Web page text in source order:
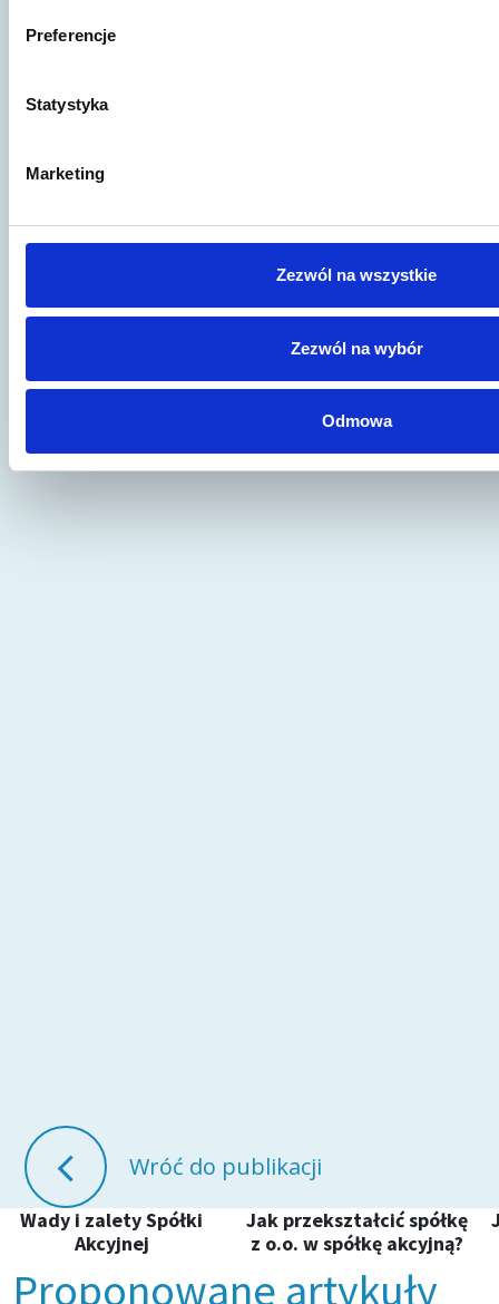
Preferencje
Statystyka
Marketing
Zezwól na wszystkie
Zezwól na wybór
Odmowa
swoje pytania lub potrzebujesz konsultacji
Skontaktuj się
Twitter Facebook Email
Wróć do publikacji
Proponowane artykuły
Wady i zalety Spółki
Akcyjnej
Jak przekształcić spółkę
z o.o. w spółkę akcyjną?